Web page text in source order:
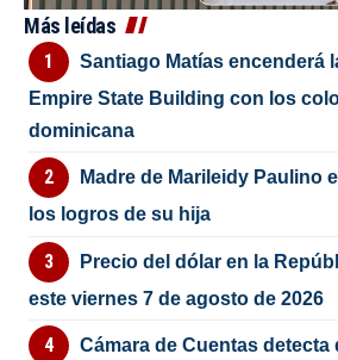
Más leídas
Santiago Matías encenderá
Empire State Building con los
dominicana
Madre de Marileidy Paulino
los logros de su hija
Precio del dólar en la
este viernes 7 de agosto de 2026
Cámara de Cuentas